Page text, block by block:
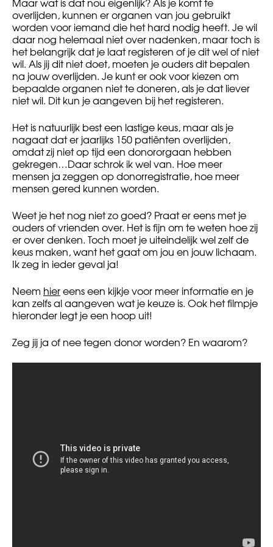
overlijden, kunnen er organen van jou gebruikt
worden voor iemand die het hard nodig heeft. Je wil
daar nog helemaal niet over nadenken, maar toch is
het belangrijk dat je laat registeren of je dit wel of niet
wil. Als jij dit niet doet, moeten je ouders dit bepalen
na jouw overlijden. Je kunt er ook voor kiezen om
bepaalde organen niet te doneren, als je dat liever
niet wil. Dit kun je aangeven bij het registeren.
Het is natuurlijk best een lastige keus, maar als je
nagaat dat er jaarlijks 150 patiënten overlijden,
omdat zij niet op tijd een donororgaan hebben
gekregen…Daar schrok ik wel van. Hoe meer
mensen ja zeggen op donorregistratie, hoe meer
mensen gered kunnen worden.
Weet je het nog niet zo goed? Praat er eens met je
ouders of vrienden over. Het is fijn om te weten hoe zij
er over denken. Toch moet je uiteindelijk wel zelf de
keus maken, want het gaat om jou en jouw lichaam.
Ik zeg in ieder geval ja!
Neem hiereens een kijkje voor meer informatie en je
kan zelfs al aangeven wat je keuze is. Ook het filmpje
hieronder legt je een hoop uit!
Zeg jij ja of nee tegen donor worden? En waarom?